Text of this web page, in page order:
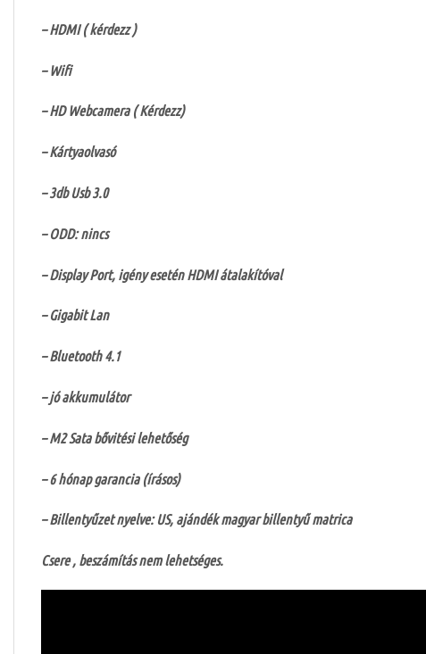
– HDMI ( kérdezz )
– Wifi
– HD Webcamera ( Kérdezz)
– Kártyaolvasó
– 3db Usb 3.0
– ODD: nincs
– Display Port, igény esetén HDMI átalakítóval
– Gigabit Lan
– Bluetooth 4.1
– jó akkumulátor
– M2 Sata bővitési lehetőség
– 6 hónap garancia (írásos)
– Billentyűzet nyelve: US, ajándék magyar billentyű matrica
Csere , beszámítás nem lehetséges.